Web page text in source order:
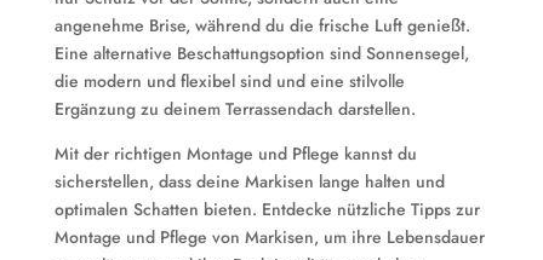
angenehme Brise, während du die frische Luft genießt.
Eine alternative Beschattungsoption sind Sonnensegel,
die modern und flexibel sind und eine stilvolle
Ergänzung zu deinem Terrassendach darstellen.
Mit der richtigen Montage und Pflege kannst du
sicherstellen, dass deine Markisen lange halten und
optimalen Schatten bieten. Entdecke nützliche Tipps zur
Montage und Pflege von Markisen, um ihre Lebensdauer